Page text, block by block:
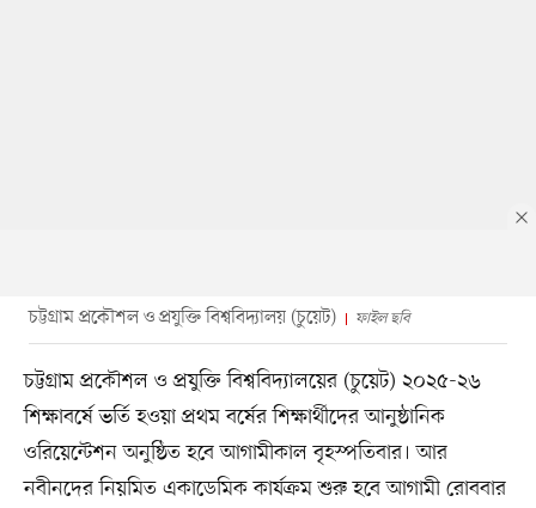
চট্টগ্রাম প্রকৌশল ও প্রযুক্তি বিশ্ববিদ্যালয় (চুয়েট) ফাইল ছবি
চট্টগ্রাম প্রকৌশল ও প্রযুক্তি বিশ্ববিদ্যালয়ের (চুয়েট) ২০২৫-২৬
শিক্ষাবর্ষে ভর্তি হওয়া প্রথম বর্ষের শিক্ষার্থীদের আনুষ্ঠানিক
ওরিয়েন্টেশন অনুষ্ঠিত হবে আগামীকাল বৃহস্পতিবার। আর
নবীনদের নিয়মিত একাডেমিক কার্যক্রম শুরু হবে আগামী রোববার